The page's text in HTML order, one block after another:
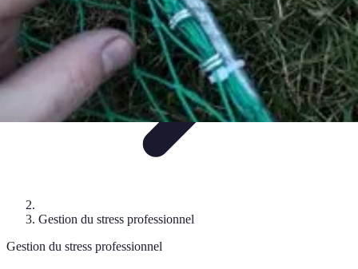
Gestion du stress professionnel
Gestion du stress professionnel